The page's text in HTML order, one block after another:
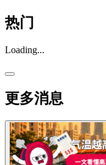
热门
Loading...
更多消息